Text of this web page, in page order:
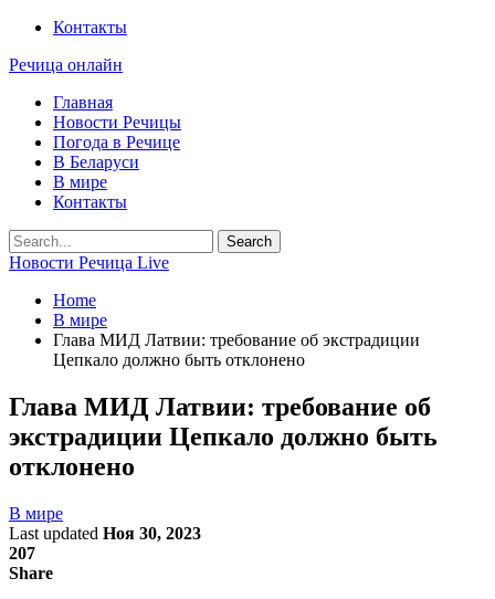
Контакты
Речица онлайн
Главная
Новости Речицы
Погода в Речице
В Беларуси
В мире
Контакты
Новости Речица Live
Home
В мире
Глава МИД Латвии: требование об экстрадиции
Цепкало должно быть отклонено
Глава МИД Латвии: требование об
экстрадиции Цепкало должно быть
отклонено
В мире
Last updated Ноя 30, 2023
207
Share